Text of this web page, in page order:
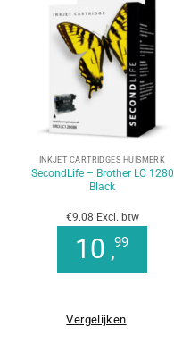
INKJET CARTRIDGES HUISMERK
SecondLife – Brother LC 1280
Black
€9.08 Excl. btw
10 ,99
Vergelijken